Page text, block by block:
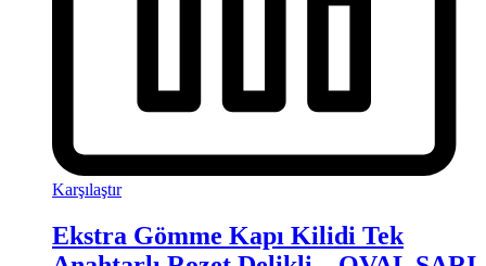
Karşılaştır
Ekstra Gömme Kapı Kilidi Tek